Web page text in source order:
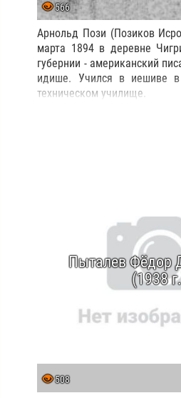
566
Арнольд Пози (Позиков
марта 1894 в деревне
губернии - американский
идише. Учился в иешиве
техническом училище.
Пыталев Фёдор
(1938
508